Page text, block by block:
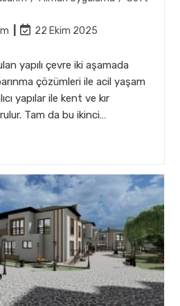
Post
modified:
22 Ekim 2025
yapılı çevre iki aşamada
çözümleri ile acil yaşam
yapılar ile kent ve kır
Tam da bu ikinci…